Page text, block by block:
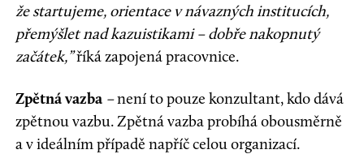
že startujeme, orientace v návazných institucích,
přemýšlet nad kazuistikami – dobře nakopnutý
začátek,”říká zapojená pracovnice.
Zpětná vazba –není to pouze konzultant, kdo dává
zpětnou vazbu. Zpětná vazba probíhá obousměrně
a v ideálním případě napříč celou organizací.